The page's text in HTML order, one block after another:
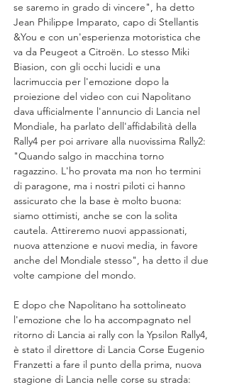
se saremo in grado di vincere", ha detto
Jean Philippe Imparato, capo di Stellantis
&You e con un'esperienza motoristica che
va da Peugeot a Citroën. Lo stesso Miki
Biasion, con gli occhi lucidi e una
lacrimuccia per l'emozione dopo la
proiezione del video con cui Napolitano
dava ufficialmente l'annuncio di Lancia nel
Mondiale, ha parlato dell'affidabilità della
Rally4 per poi arrivare alla nuovissima Rally2:
"Quando salgo in macchina torno
ragazzino. L'ho provata ma non ho termini
di paragone, ma i nostri piloti ci hanno
assicurato che la base è molto buona:
siamo ottimisti, anche se con la solita
cautela. Attireremo nuovi appassionati,
nuova attenzione e nuovi media, in favore
anche del Mondiale stesso", ha detto il due
volte campione del mondo.
E dopo che Napolitano ha sottolineato
l'emozione che lo ha accompagnato nel
ritorno di Lancia ai rally con la Ypsilon Rally4,
è stato il direttore di Lancia Corse Eugenio
Franzetti a fare il punto della prima, nuova
stagione di Lancia nelle corse su strada: